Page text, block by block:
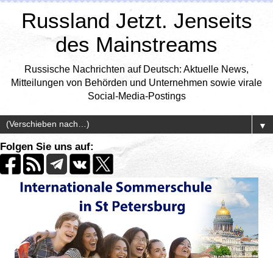
Russland Jetzt. Jenseits
des Mainstreams
Russische Nachrichten auf Deutsch: Aktuelle News,
Mitteilungen von Behörden und Unternehmen sowie virale
Social-Media-Postings
▼
Folgen Sie uns auf: